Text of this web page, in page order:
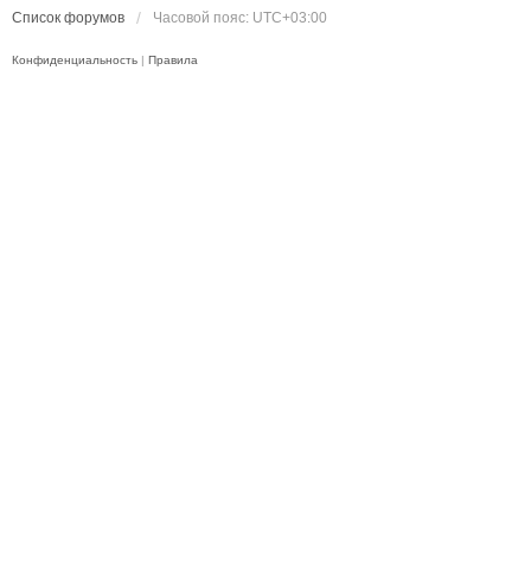
Список форумов Часовой пояс: UTC+03:00
Конфиденциальность | Правила